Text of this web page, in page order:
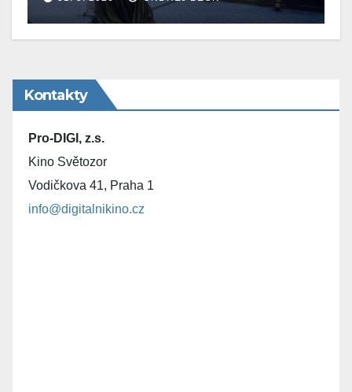
Kontakty
Pro-DIGI, z.s.
Kino Světozor
Vodičkova 41, Praha 1
info@digitalnikino.cz